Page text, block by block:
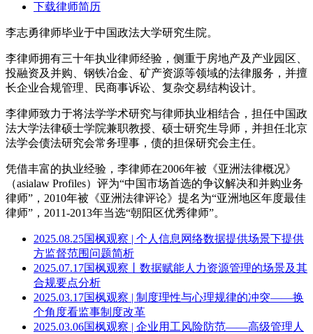
下载律师简历
李志勇律师毕业于中国政法大学研究生院。
李律师拥有三十年执业律师经验，侧重于房地产及产业园区、
投融资及并购、钢铁冶金、矿产资源等领域的法律服务，并擅
长企业合规管理、民商事诉讼、复杂交易结构设计。
李律师致力于将法学学术研究与律师执业相结合，担任中国政
法大学法律硕士学院兼职教授、硕士研究生导师，并担任北京
法学会债法研究会常务理事，债的担保研究会主任。
凭借丰富的执业经验，李律师在2006年被《亚洲法律概况》
（asialaw Profiles）评为“中国市场首选的争议解决和并购业务
律师”，2010年被《亚洲法律评论》提名为“亚洲地区年度最佳
律师”，2011-2013年当选“朝阳区优秀律师”。
2025.08.25国枫观察 | 个人信息网络数据提供场景下提供
方监督范围问题简析
2025.07.17国枫观察丨数据赋能人力资源管理的场景及其
合规要点分析
2025.03.17国枫观察 | 制度理性与心理规律的冲突——换
个角度看监事制度改革
2025.03.06国枫观察 | 企业用工风险防范——高级管理人